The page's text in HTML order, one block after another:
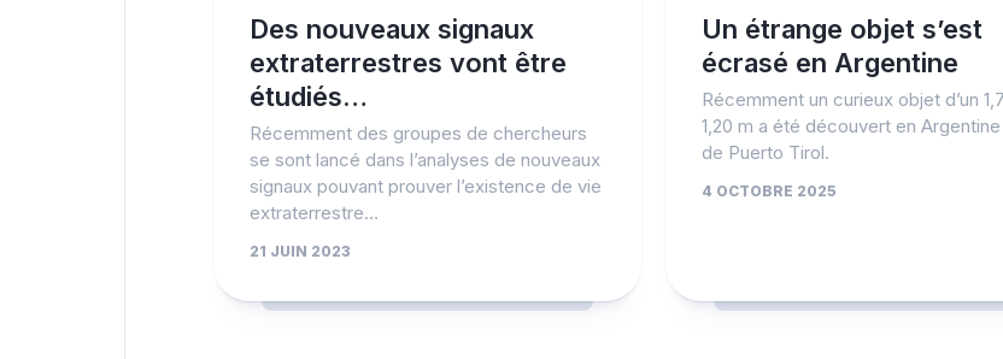
Des nouveaux signaux
extraterrestres vont être
étudiés…
Récemment des groupes de chercheurs
se sont lancé dans l’analyses de nouveaux
signaux pouvant prouver l’existence de vie
extraterrestre…
21 JUIN 2023
Un étrange objet s’est
écrasé en Argentine
Récemment un curieux objet d’un
1,20 m a été découvert en
de Puerto Tirol.
4 OCTOBRE 2025